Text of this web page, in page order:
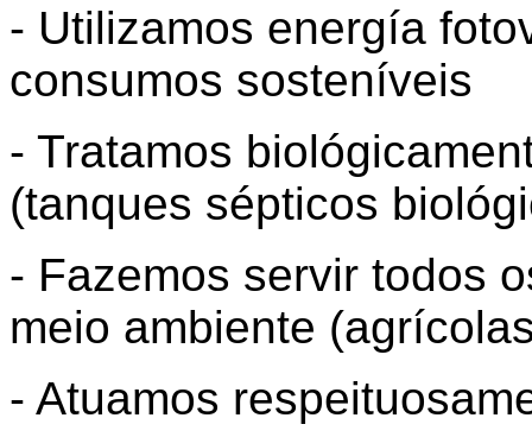
- Utilizamos energía
consumos sosteníveis
- Tratamos
(tanques sépticos
- Fazemos servir todos
meio ambiente
- Atuamos